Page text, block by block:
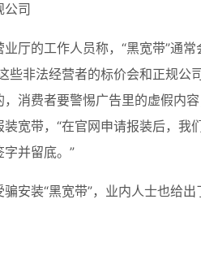
公司
厅的工作人员称，“黑宽带”通
些非法经营者的标价会和正规公
消费者要警惕广告里的虚假内
宽带，“在官网申请报装后，
并留底。”
骗安装“黑宽带”，业内人士也给